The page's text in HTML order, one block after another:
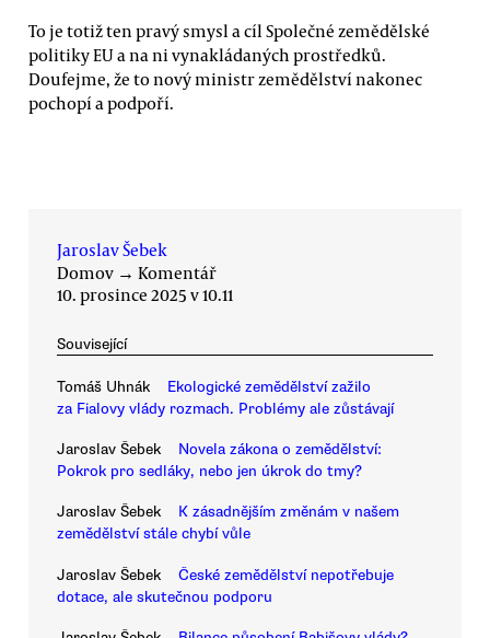
To je totiž ten pravý smysl a cíl Společné zemědělské
politiky EU a na ni vynakládaných prostředků.
Doufejme, že to nový ministr zemědělství nakonec
pochopí a podpoří.
Jaroslav Šebek
Domov → Komentář
10. prosince 2025 v 10.11
Související
Tomáš Uhnák
Ekologické zemědělství zažilo
za Fialovy vlády rozmach. Problémy ale zůstávají
Jaroslav Šebek
Novela zákona o zemědělství:
Pokrok pro sedláky, nebo jen úkrok do tmy?
Jaroslav Šebek
K zásadnějším změnám v našem
zemědělství stále chybí vůle
Jaroslav Šebek
České zemědělství nepotřebuje
dotace, ale skutečnou podporu